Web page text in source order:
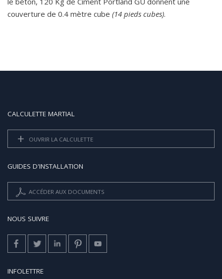
couverture de 0.4 mètre cube (14 pieds cubes).
CALCULETTE MARTIAL
OUVRIR LA CALCULETTE
GUIDES D'INSTALLATION
ACCÉDER AUX DOCUMENTS
NOUS SUIVRE
INFOLETTRE